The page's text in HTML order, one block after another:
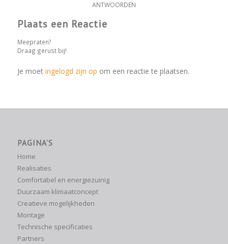
ANTWOORDEN
Plaats een Reactie
Meepraten?
Draag gerust bij!
Je moet ingelogd zijn op om een reactie te plaatsen.
PAGINA’S
Home
Realisaties
Comfortabel en energiezuinig
Duurzaam klimaatconcept
Creatieve mogelijkheden
Montage
Technische specificaties
Partners